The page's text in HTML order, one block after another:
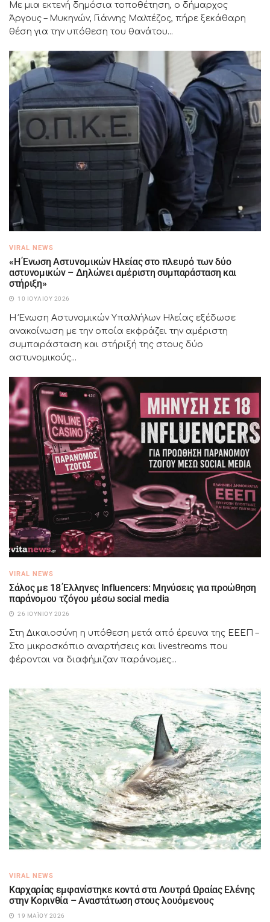
Με μια εκτενή δημόσια τοποθέτηση, ο δήμαρχος
Άργους – Μυκηνών, Γιάννης Μαλτέζος, πήρε ξεκάθαρη
θέση για την υπόθεση του θανάτου...
VIRAL NEWS
«Η Ένωση Αστυνομικών Ηλείας στο πλευρό των δύο
αστυνομικών – Δηλώνει αμέριστη συμπαράσταση και
στήριξη»
10 ΙΟΥΛΊΟΥ 2026
Η Ένωση Αστυνομικών Υπαλλήλων Ηλείας εξέδωσε
ανακοίνωση με την οποία εκφράζει την αμέριστη
συμπαράσταση και στήριξή της στους δύο
αστυνομικούς...
VIRAL NEWS
Σάλος με 18 Έλληνες Influencers: Μηνύσεις για προώθηση
παράνομου τζόγου μέσω social media
26 ΙΟΥΝΊΟΥ 2026
Στη Δικαιοσύνη η υπόθεση μετά από έρευνα της ΕΕΕΠ –
Στο μικροσκόπιο αναρτήσεις και livestreams που
φέρονται να διαφήμιζαν παράνομες...
VIRAL NEWS
Καρχαρίας εμφανίστηκε κοντά στα Λουτρά Ωραίας Ελένης
στην Κορινθία – Αναστάτωση στους λουόμενους
19 ΜΑΪ́ΟΥ 2026